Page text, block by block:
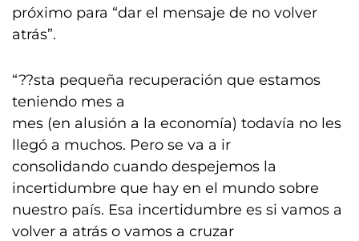
próximo para “dar el mensaje de no volver
atrás”.
“??sta pequeña recuperación que estamos
teniendo mes a
mes (en alusión a la economía) todavía no les
llegó a muchos. Pero se va a ir
consolidando cuando despejemos la
incertidumbre que hay en el mundo sobre
nuestro país. Esa incertidumbre es si vamos a
volver a atrás o vamos a cruzar